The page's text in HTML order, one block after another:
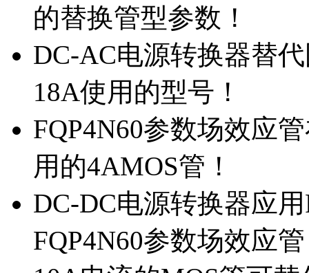
的替换管型参数！
DC-AC电源转换器替
18A使用的型号！
FQP4N60参数场效应
用的4AMOS管！
DC-DC电源转换器应
FQP4N60参数场效应